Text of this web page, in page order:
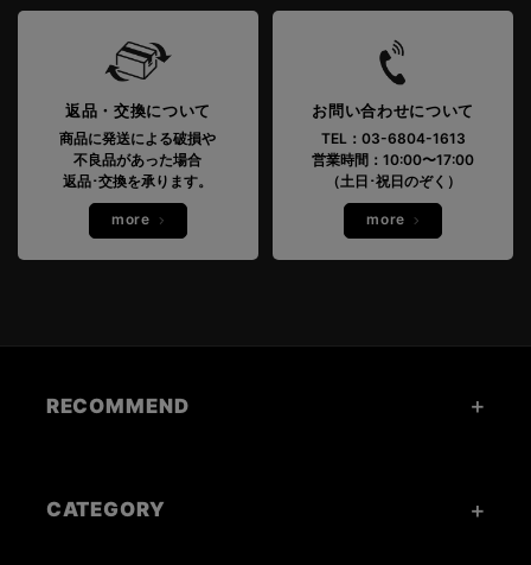
返品・交換について
商品に発送による破損や
不良品があった場合
返品･交換を承ります。
more
お問い合わせについて
TEL：03-6804-1613
営業時間：10:00〜17:00
（土日･祝日のぞく）
more
RECOMMEND
CATEGORY